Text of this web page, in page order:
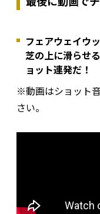
フェアウェイウ
芝の上に滑らせ
ョット連発だ！
※動画はショット
さい。